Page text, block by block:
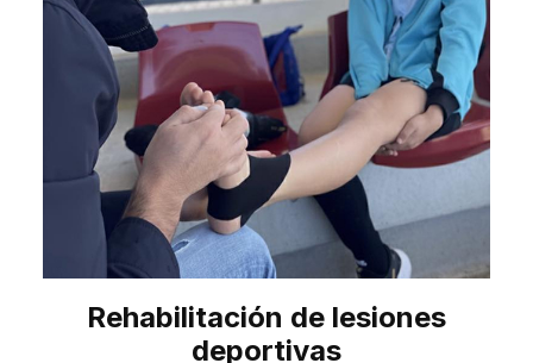
Rehabilitación de lesiones
deportivas